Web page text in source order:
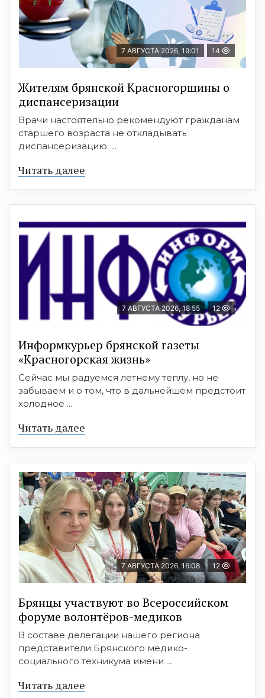
7 АВГУСТА 2026, 19:01 14
Жителям брянской Красногорщины о
диспансеризации
Врачи настоятельно рекомендуют гражданам
старшего возраста не откладывать
диспансеризацию. ...
Читать далее
7 АВГУСТА 2026, 18:55 12
Информкурьер брянской газеты
«Красногорская жизнь»
Сейчас мы радуемся летнему теплу, но не
забываем и о том, что в дальнейшем предстоит
холодное ...
Читать далее
7 АВГУСТА 2026, 16:08 12
Брянцы участвуют во Всероссийском
форуме волонтёров-медиков
В составе делегации нашего региона
представители Брянского медико-
социального техникума имени ...
Читать далее